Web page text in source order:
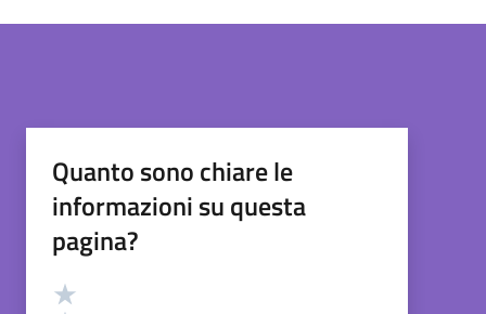
Quanto sono chiare le
informazioni su questa
pagina?
Valutazione